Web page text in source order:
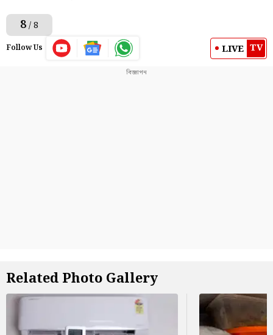
8/ 8
Follow Us LIVE TV
Related Photo Gallery